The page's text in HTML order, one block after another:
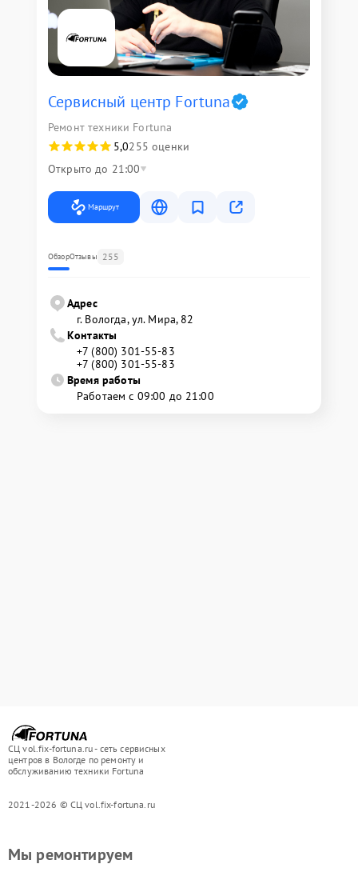
Сервисный центр Fortuna
Ремонт техники Fortuna
5,0255 оценки
Открыто до 21:00
Маршрут
ОбзорОтзывы 255
Адрес
г. Вологда, ул. Мира, 82
Контакты
+7 (800) 301-55-83
+7 (800) 301-55-83
Время работы
Работаем с 09:00 до 21:00
СЦ vol.fix-fortuna.ru - сеть сервисных
центров в Вологде по ремонту и
обслуживанию техники Fortuna
2021-2026 © СЦ vol.fix-fortuna.ru
Мы ремонтируем